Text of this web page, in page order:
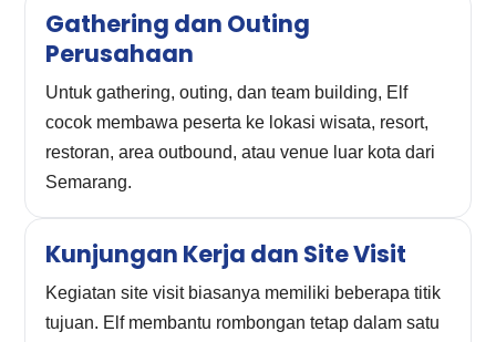
Gathering dan Outing
Perusahaan
Untuk gathering, outing, dan team building, Elf
cocok membawa peserta ke lokasi wisata, resort,
restoran, area outbound, atau venue luar kota dari
Semarang.
Kunjungan Kerja dan Site Visit
Kegiatan site visit biasanya memiliki beberapa titik
tujuan. Elf membantu rombongan tetap dalam satu